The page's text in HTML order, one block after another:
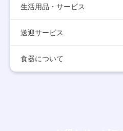
生活用品・サービス
送迎サービス
食器について